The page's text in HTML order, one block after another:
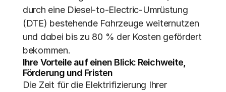
durch eine Diesel-to-Electric-Umrüstung
(DTE) bestehende Fahrzeuge weiternutzen
und dabei bis zu 80 % der Kosten gefördert
bekommen.
Ihre Vorteile auf einen Blick: Reichweite,
Förderung und Fristen
Die Zeit für die Elektrifizierung Ihrer